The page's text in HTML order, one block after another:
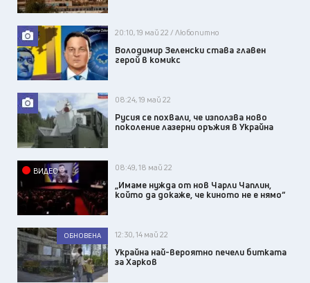
20:10, 19 май 22 / Любопитно
Володимир Зеленски става главен
герой в комикс
08:24, 19 май 22
Русия се похвали, че използва ново
поколение лазерни оръжия в Украйна
ВИДЕО 08:49, 18 май 22
„Имаме нужда от нов Чарли Чаплин,
който да докаже, че киното не е нямо“
ОБНОВЕНА 12:30, 14 май 22
Украйна най-вероятно печели битката
за Харков